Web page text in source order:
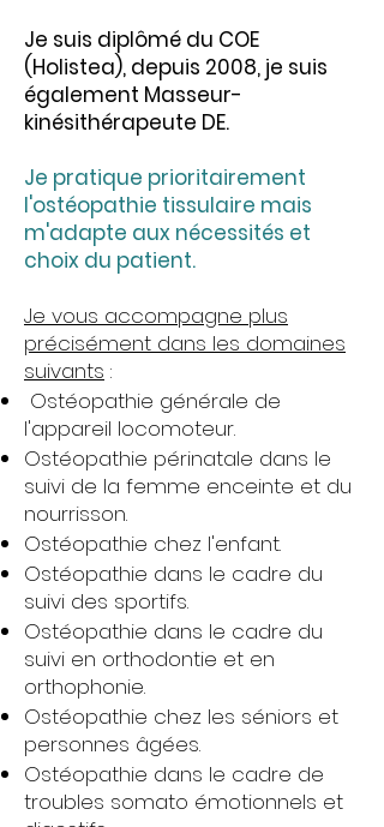
Je suis diplômé du COE
(Holistea), depuis 2008, je suis
également Masseur-
kinésithérapeute DE.
Je pratique prioritairement
l'ostéopathie tissulaire mais
m'adapte aux nécessités et
choix du patient.
Je vous accompagne plus
précisément dans les domaines
suivants :
Ostéopathie générale de
l'appareil locomoteur.
Ostéopathie périnatale dans le
suivi de la femme enceinte et du
nourrisson.
Ostéopathie chez l'enfant.
Ostéopathie dans le cadre du
suivi des sportifs.
Ostéopathie dans le cadre du
suivi en orthodontie et en
orthophonie.
Ostéopathie chez les séniors et
personnes âgées.
Ostéopathie dans le cadre de
troubles somato émotionnels et